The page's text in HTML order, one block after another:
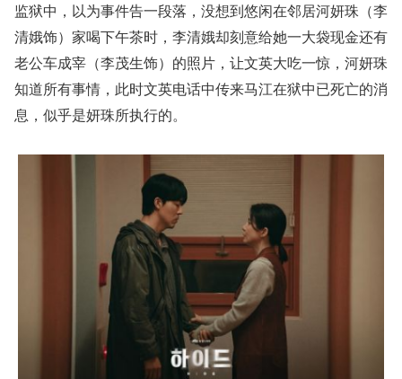
监狱中，以为事件告一段落，没想到悠闲在邻居河妍珠（李
清娥饰）家喝下午茶时，李清娥却刻意给她一大袋现金还有
老公车成宰（李茂生饰）的照片，让文英大吃一惊，河妍珠
知道所有事情，此时文英电话中传来马江在狱中已死亡的消
息，似乎是妍珠所执行的。